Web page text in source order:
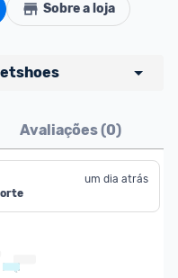
Sobre a loja
e enviados pela
e condições!
Netshoes):
a mais em
adicional, o pedido
Avaliações (0)
um dia atrás